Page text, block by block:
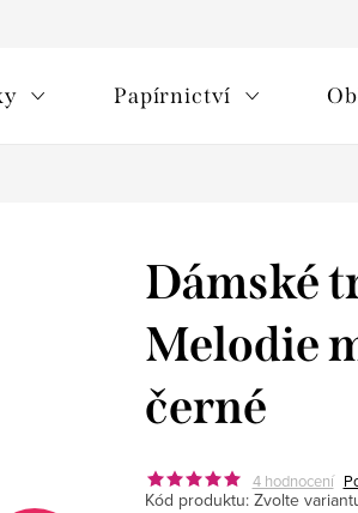
Papírnictví
Dámské
Melodie
černé
4 hodnocení
Kód produktu: Zvolte